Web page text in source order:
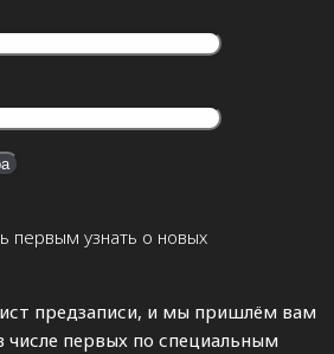
первым узнать о новых
предзаписи, и мы пришлём вам
числе первых по специальным